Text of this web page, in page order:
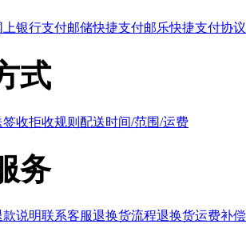
上银行支付邮储快捷支付邮乐快捷支付协议
式
签收拒收规则 配送时间/范围/运费
务
款说明联系客服退换货流程退换货运费补